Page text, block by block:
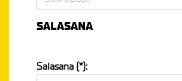
SALASANA
Salasana (*):